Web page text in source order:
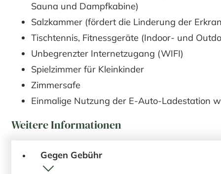
Sauna und Dampfkabine)
Salzkammer (fördert die Linderung der
Tischtennis, Fitnessgeräte (Indoor- und
Unbegrenzter Internetzugang (WIFI)
Spielzimmer für Kleinkinder
Zimmersafe
Einmalige Nutzung der E-Auto-Ladestation
Weitere Informationen
Gegen Gebühr